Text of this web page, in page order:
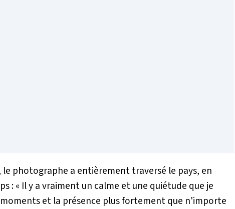
le photographe a entièrement traversé le pays, en
: « Il y a vraiment un calme et une quiétude que je
et la présence plus fortement que n'importe